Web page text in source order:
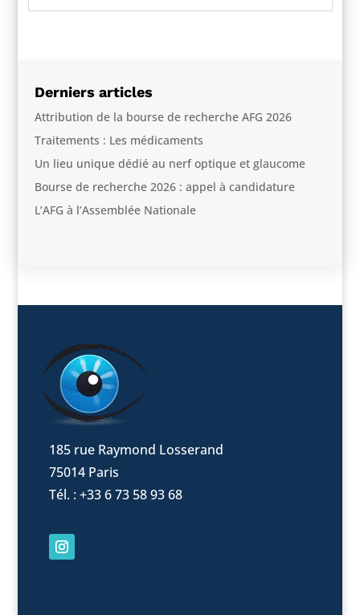
Derniers articles
Attribution de la bourse de recherche AFG 2026
Traitements : Les médicaments
Un lieu unique dédié au nerf optique et glaucome
Bourse de recherche 2026 : appel à candidature
L’AFG à l’Assemblée Nationale
185 rue Raymond Losserand
75014 Paris
Tél. : +33 6 73 58 93 68